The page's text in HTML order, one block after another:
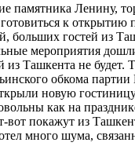
памятника Ленину,
к
больших гостей из
мероприятия
из Ташкента не
обкома
новую
как на
покажут из
много шума,